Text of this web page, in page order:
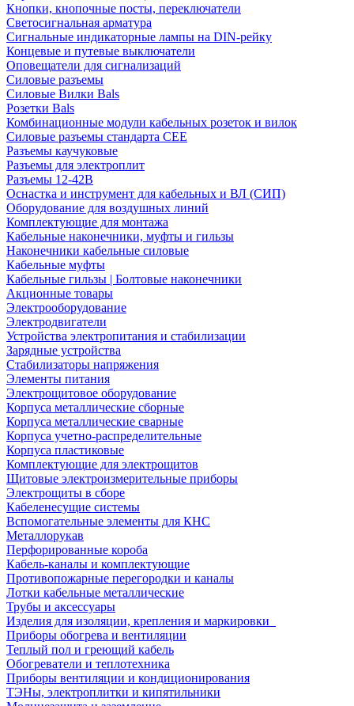
Кнопки, кнопочные посты, переключатели
Светосигнальная арматура
Сигнальные индикаторные лампы на DIN-рейку
Концевые и путевые выключатели
Оповещатели для сигнализаций
Силовые разъемы
Силовые Вилки Bals
Розетки Bals
Комбинационные модули кабельных розеток и вилок
Силовые разъемы стандарта CEE
Разъемы каучуковые
Разъемы для электроплит
Разъемы 12-42В
Оснастка и инструмент для кабельных и ВЛ (СИП)
Оборудование для воздушных линий
Комплектующие для монтажа
Кабельные наконечники, муфты и гильзы
Наконечники кабельные силовые
Кабельные муфты
Кабельные гильзы | Болтовые наконечники
Акционные товары
Электрооборудование
Электродвигатели
Устройства электропитания и стабилизации
Зарядные устройства
Стабилизаторы напряжения
Элементы питания
Электрощитовое оборудование
Корпуса металлические сборные
Корпуса металлические сварные
Корпуса учетно-распределительные
Корпуса пластиковые
Комплектующие для электрощитов
Щитовые электроизмерительные приборы
Электрощиты в сборе
Кабеленесущие системы
Вспомогательные элементы для КНС
Металлорукав
Перфорированные короба
Кабель-каналы и комплектующие
Противопожарные перегородки и каналы
Лотки кабельные металлические
Трубы и аксессуары
Изделия для изоляции, крепления и маркировки
Приборы обогрева и вентиляции
Теплый пол и греющий кабель
Обогреватели и теплотехника
Приборы вентиляции и кондиционирования
ТЭНы, электроплитки и кипятильники